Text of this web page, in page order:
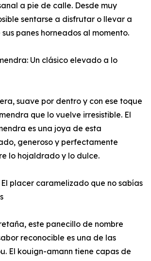
a pie de calle. Desde muy
sentarse a disfrutar o llevar a
panes horneados al momento.
Un clásico elevado a lo
suave por dentro y con ese toque
que lo vuelve irresistible. El
es una joya de esta
generoso y perfectamente
lo hojaldrado y lo dulce.
placer caramelizado que no sabías
este panecillo de nombre
reconocible es una de las
El kouign-amann tiene capas de